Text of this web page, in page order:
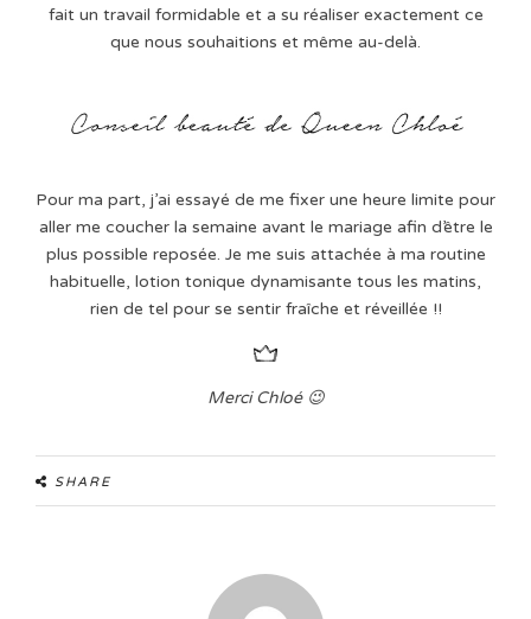
fait un travail formidable et a su réaliser exactement ce
que nous souhaitions et même au-delà.
Pour ma part, j’ai essayé de me fixer une heure limite pour
aller me coucher la semaine avant le mariage afin d’être le
plus possible reposée. Je me suis attachée à ma routine
habituelle, lotion tonique dynamisante tous les matins,
rien de tel pour se sentir fraîche et réveillée !!
Merci Chloé 😉
SHARE